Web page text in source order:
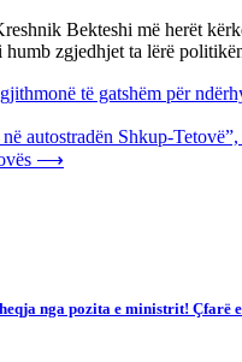
Bekteshi më herët
zgjedhjet ta lërë
të gatshëm për
autostradën Shkup-
⟶
nga pozita e ministrit! Çfarë